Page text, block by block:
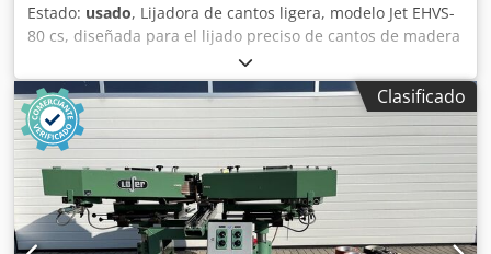
Estado: usado, Lijadora de cantos ligera, modelo Jet EHVS-
80 cs, diseñada para el lijado preciso de cantos de madera
rectos y curvos. Su construcción ligera y su potente motor
permiten obtener un acabado de lijado uniforme y una
alta capacidad de eliminación de material. Ideal para
pequeños talleres de carpintería, fabricación de muebles y
trabajos de interiorismo. Dodpezryxhefx Ac Djck Datos
técnicos: - Longitud de la banda de lijado: 2260 mm -
Ancho de la banda de lijado: 150 mm - Mesa: Inclinable -
Potencia del motor: 1,5 kW - Conexión para aspiración: 100
mm
Clasificado